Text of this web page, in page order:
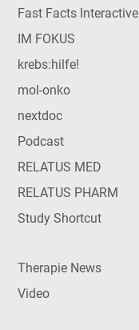
Fast Facts Interactive
IM FOKUS
krebs:hilfe!
mol-onko
nextdoc
Podcast
RELATUS MED
RELATUS PHARM
Study Shortcut
Therapie News
Video